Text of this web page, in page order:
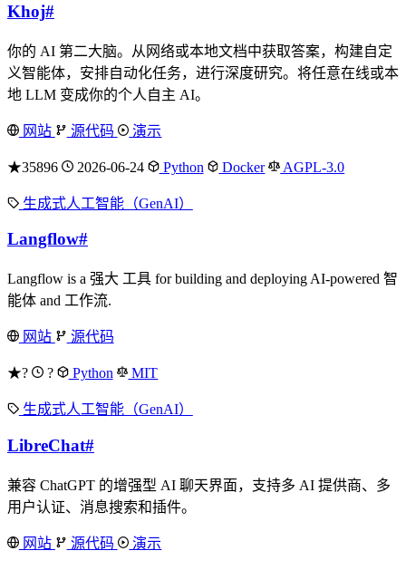
Khoj#
你的 AI 第二大脑。从网络或本地文档中获取答案，构建自定
义智能体，安排自动化任务，进行深度研究。将任意在线或本
地 LLM 变成你的个人自主 AI。
网站 源代码 演示
★35896 2026-06-24 Python Docker AGPL-3.0
生成式人工智能（GenAI）
Langflow#
Langflow is a 强大 工具 for building and deploying AI-powered 智
能体 and 工作流.
网站 源代码
★? ? Python MIT
生成式人工智能（GenAI）
LibreChat#
兼容 ChatGPT 的增强型 AI 聊天界面，支持多 AI 提供商、多
用户认证、消息搜索和插件。
网站 源代码 演示